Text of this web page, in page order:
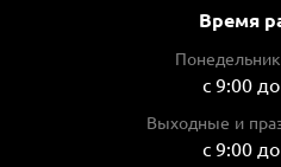
Время
с 9:00
Выходные и
с 9:00